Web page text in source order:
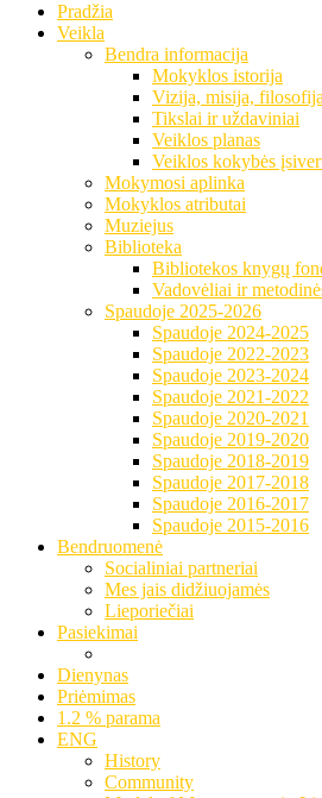
Pradžia
Veikla
Bendra informacija
Mokyklos istorija
Vizija, misija, filosofija
Tikslai ir uždaviniai
Veiklos planas
Veiklos kokybės
Mokymosi aplinka
Mokyklos atributai
Muziejus
Biblioteka
Bibliotekos knygų
Vadovėliai ir
Spaudoje 2025-2026
Spaudoje 2024-2025
Spaudoje 2022-2023
Spaudoje 2023-2024
Spaudoje 2021-2022
Spaudoje 2020-2021
Spaudoje 2019-2020
Spaudoje 2018-2019
Spaudoje 2017-2018
Spaudoje 2016-2017
Spaudoje 2015-2016
Bendruomenė
Socialiniai partneriai
Mes jais didžiuojamės
Lieporiečiai
Pasiekimai
Dienynas
Priėmimas
1.2 % parama
ENG
History
Community